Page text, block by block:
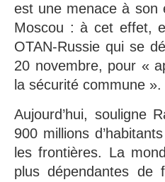
est une menace à son
Moscou : à cet effet,
OTAN-Russie qui se
20 novembre, pour «
la sécurité commune ».
Aujourd’hui, souligne
900 millions
les frontières. La
plus dépendantes de